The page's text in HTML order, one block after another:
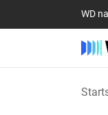
WD